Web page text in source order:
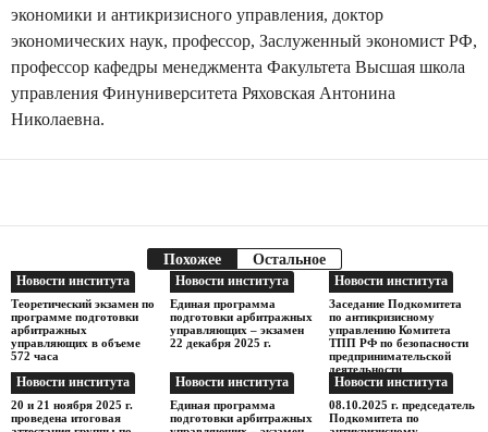
экономики и антикризисного управления, доктор
экономических наук, профессор, Заслуженный экономист РФ,
профессор кафедры менеджмента Факультета Высшая школа
управления Финуниверситета Ряховская Антонина
Николаевна.
Похожее Остальное
Новости института
Теоретический экзамен по
программе подготовки
арбитражных
управляющих в объеме
572 часа
Новости института
Единая программа
подготовки арбитражных
управляющих – экзамен
22 декабря 2025 г.
Новости института
Заседание Подкомитета
по антикризисному
управлению Комитета
ТПП РФ по безопасности
предпринимательской
деятельности
Новости института
20 и 21 ноября 2025 г.
проведена итоговая
Новости института
Единая программа
подготовки арбитражных
Новости института
08.10.2025 г. председатель
Подкомитета по